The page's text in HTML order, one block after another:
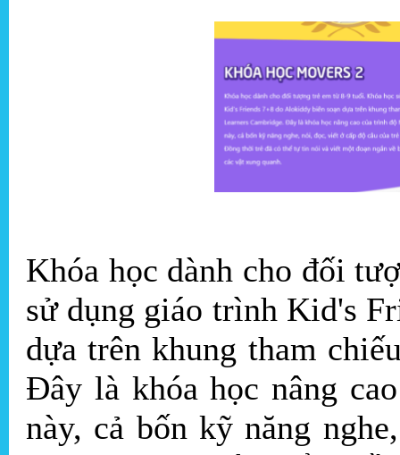
Khóa học dành cho đối
sử dụng giáo trình Kid's
dựa trên khung tham
Đây là khóa học nâng
này, cả bốn kỹ năng